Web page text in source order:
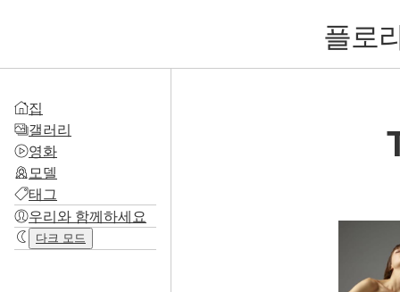
플로
집
갤러리
영화
모델
태그
우리와 함께하세요
다크 모드